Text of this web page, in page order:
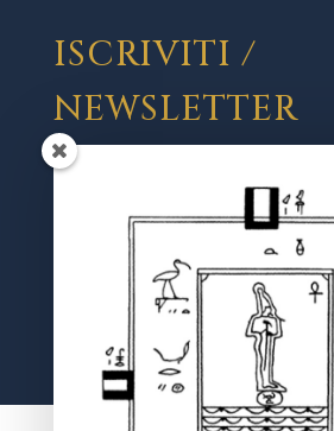
ISCRIVITI /
NEWSLETTER
Registrati